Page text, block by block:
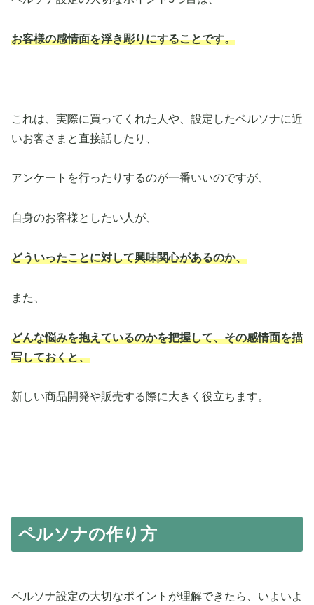
お客様の感情面を浮き彫りにすることです。
これは、実際に買ってくれた人や、設定したペルソナに近
いお客さまと直接話したり、
アンケートを行ったりするのが一番いいのですが、
自身のお客様としたい人が、
どういったことに対して興味関心があるのか、
また、
どんな悩みを抱えているのかを把握して、その感情面を描
写しておくと、
新しい商品開発や販売する際に大きく役立ちます。
ペルソナの作り方
ペルソナ設定の大切なポイントが理解できたら、いよいよ